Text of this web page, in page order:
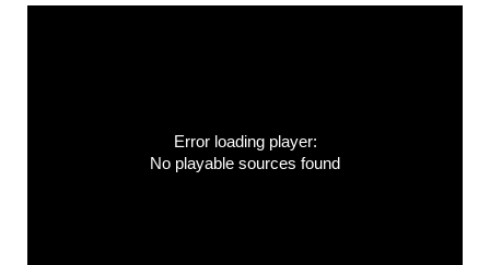
Error loading player:
No playable sources found